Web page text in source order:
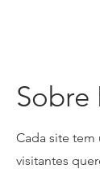
​Cada site tem
visitantes
Sobre